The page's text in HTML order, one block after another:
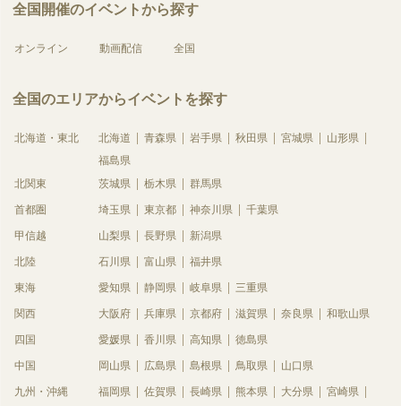
全国開催のイベントから探す
オンライン 動画配信 全国
全国のエリアからイベントを探す
北海道・東北 北海道 青森県 岩手県 秋田県 宮城県
山形県
福島県
北関東
茨城県 栃木県 群馬県
首都圏 埼玉県 東京都 神奈川県 千葉県
甲信越 山梨県 長野県 新潟県
北陸 石川県 富山県 福井県
東海 愛知県 静岡県 岐阜県 三重県
関西 大阪府 兵庫県 京都府 滋賀県 奈良県 和歌山県
四国 愛媛県 香川県 高知県 徳島県
中国 岡山県 広島県 島根県 鳥取県 山口県
九州・沖縄 福岡県 佐賀県 長崎県 熊本県 大分県
宮崎県